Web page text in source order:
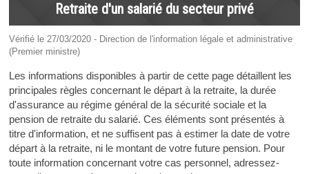
Retraite d'un salarié du secteur privé
Vérifié le 27/03/2020 - Direction de l'information légale et administrative
(Premier ministre)
Les informations disponibles à partir de cette page détaillent les
principales règles concernant le départ à la retraite, la durée
d'assurance au régime général de la sécurité sociale et la
pension de retraite du salarié. Ces éléments sont présentés à
titre d'information, et ne suffisent pas à estimer la date de votre
départ à la retraite, ni le montant de votre future pension. Pour
toute information concernant votre cas personnel, adressez-